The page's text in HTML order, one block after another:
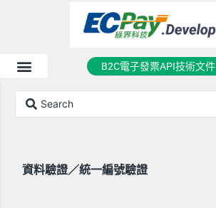
B2C電子發票API技術文件
資料驗證／統一編號驗證